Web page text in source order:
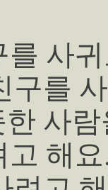
를 사
구를
사
고 해